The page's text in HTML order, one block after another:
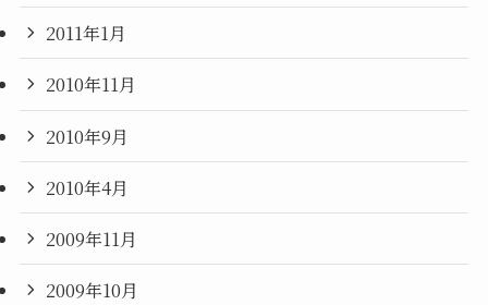
2011年1月
2010年11月
2010年9月
2010年4月
2009年11月
2009年10月